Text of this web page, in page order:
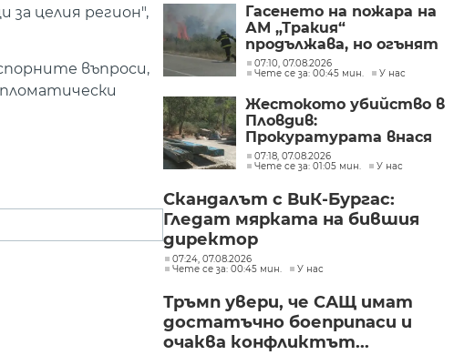
за целия регион",
въпроси,
Гасенето на пожара на
АМ „Тракия“
продължава, но огънят
е локализиран
07:10, 07.08.2026
Чете се за: 00:45 мин.
У нас
Жестокото убийство в
Пловдив:
Прокуратурата внася
искане „задържане под
стража“
07:18, 07.08.2026
Чете се за: 01:05 мин.
У нас
Скандалът с ВиК-Бургас:
Гледат мярката на бившия
директор
07:24, 07.08.2026
Чете се за: 00:45 мин.
У нас
Тръмп увери, че САЩ имат
достатъчно боеприпаси и
очаква конфликтът...